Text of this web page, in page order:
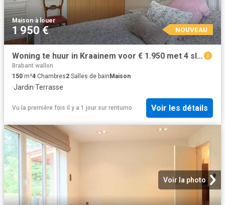
Maison·à louer
1 950 € NOUVEAU
Woning te huur in Kraainem voor € 1.950 met 4 slaapkamers
Brabant wallon
150 m²4 Chambres2 Salles de bain Maison
·Jardin·Terrasse
Vu la première fois il y a 1 jour sur rentumo Voir les détails
Voir la photo